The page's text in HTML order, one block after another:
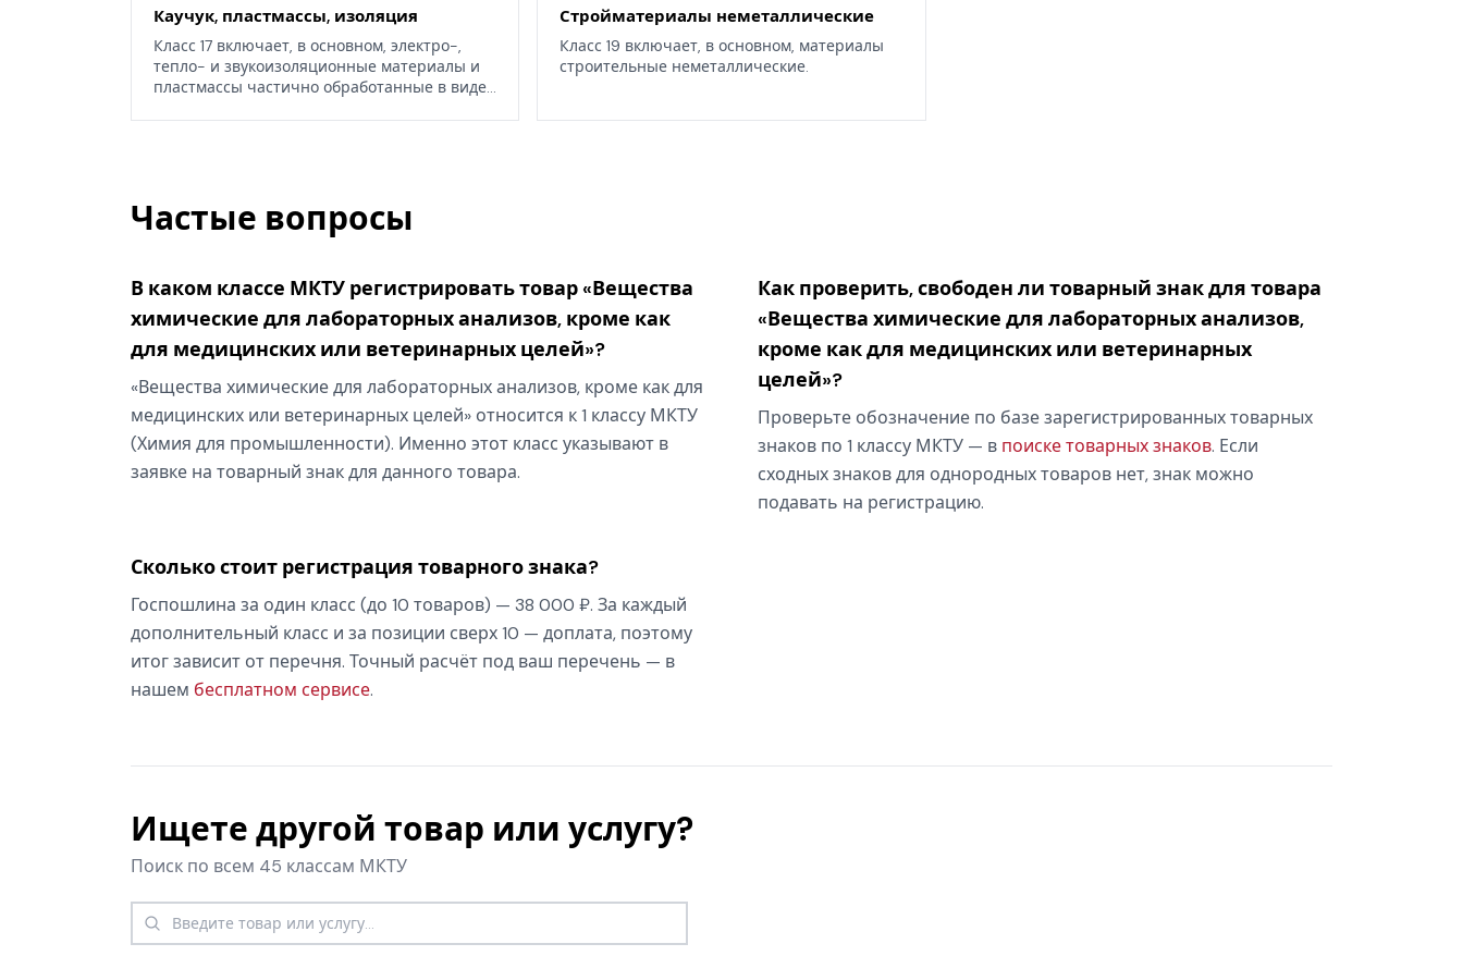
Каучук, пластмассы, изоляция
Класс 17 включает, в основном, электро-,
тепло- и звукоизоляционные материалы и
пластмассы частично обработанные в виде
Стройматериалы неметаллические
Класс 19 включает, в основном, материалы
строительные неметаллические.
Частые вопросы
В каком классе МКТУ регистрировать товар «Вещества
химические для лабораторных анализов, кроме как
для медицинских или ветеринарных целей»?
«Вещества химические для лабораторных анализов, кроме как для
медицинских или ветеринарных целей» относится к 1 классу МКТУ
(Химия для промышленности). Именно этот класс указывают в
заявке на товарный знак для данного товара.
Как проверить, свободен ли товарный знак для товара
«Вещества химические для лабораторных анализов,
кроме как для медицинских или ветеринарных
целей»?
Проверьте обозначение по базе зарегистрированных товарных
знаков по 1 классу МКТУ — в поиске товарных знаков. Если
сходных знаков для однородных товаров нет, знак можно
подавать на регистрацию.
Сколько стоит регистрация товарного знака?
Госпошлина за один класс (до 10 товаров) — 38 000 ₽. За каждый
дополнительный класс и за позиции сверх 10 — доплата, поэтому
итог зависит от перечня. Точный расчёт под ваш перечень — в
нашем бесплатном сервисе.
Ищете другой товар или услугу?
Поиск по всем 45 классам МКТУ